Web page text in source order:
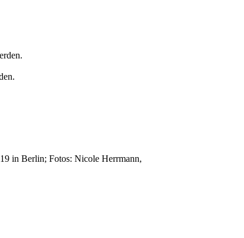
in Berlin; Fotos: Nicole Herrmann,